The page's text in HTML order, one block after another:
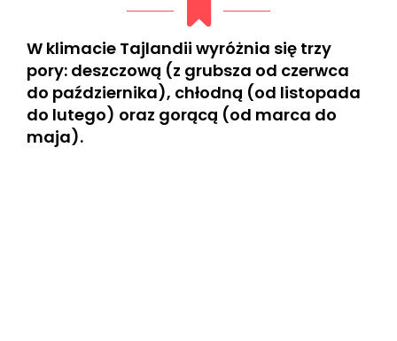
W klimacie Tajlandii wyróżnia się trzy
pory: deszczową (z grubsza od czerwca
do października), chłodną (od listopada
do lutego) oraz gorącą (od marca do
maja).